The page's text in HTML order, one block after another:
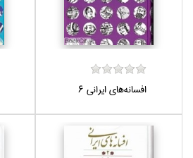
افسانه‌هاي ايراني 6